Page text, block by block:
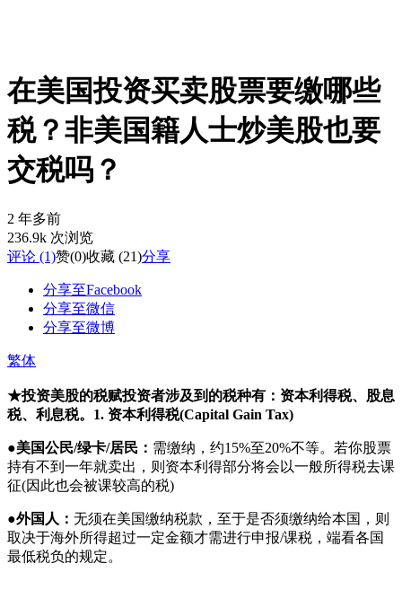
在美国投资买卖股票要缴哪些
税？非美国籍人士炒美股也要
交税吗？
2 年多前
236.9k 次浏览
评论 (1)赞(0)收藏 (21)分享
分享至Facebook
分享至微信
分享至微博
繁体
★投资美股的税赋投资者涉及到的税种有：资本利得税、股息
税、利息税。 1. 资本利得税(Capital Gain Tax)
●美国公民/绿卡/居民： 需缴纳，约15%至20%不等。若你股票
持有不到一年就卖出，则资本利得部分将会以一般所得税去课
征(因此也会被课较高的税)
●外国人： 无须在美国缴纳税款，至于是否须缴纳给本国，则
取决于海外所得超过一定金额才需进行申报/课税，端看各国
最低税负的规定。